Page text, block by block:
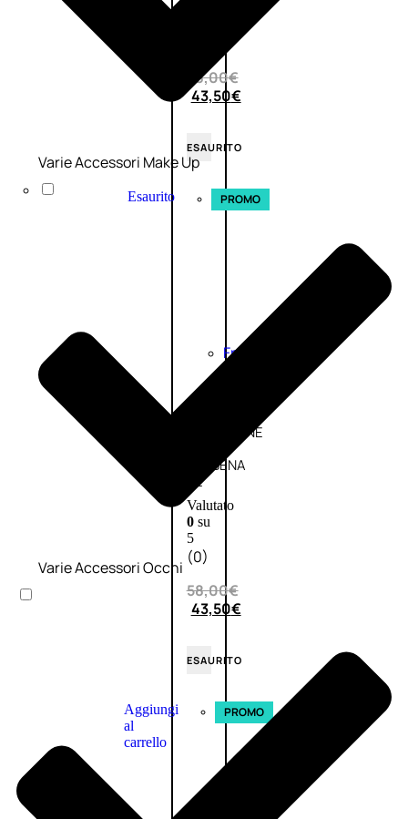
58,00€
43,50€
ESAURITO
Esaurito PROMO
Fragranze
L’OCCITANE
VERBENA
E
Valutato
0su
5
(0)
58,00€
43,50€
ESAURITO
Aggiungi
al
carrello
PROMO
Varie Accessori Make Up
Varie Accessori Occhi